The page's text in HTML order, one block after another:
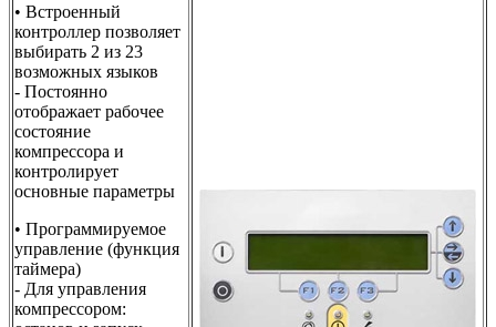
• Встроенный
контроллер позволяет
выбирать 2 из 23
возможных языков
- Постоянно
отображает рабочее
состояние
компрессора и
контролирует
основные параметры
• Программируемое
управление (функция
таймера)
- Для управления
компрессором: